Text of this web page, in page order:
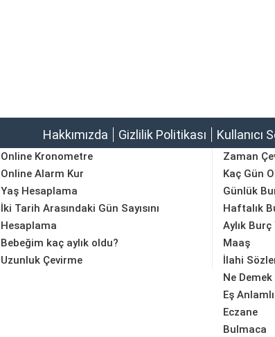
Hakkımızda Gizlilik Politikası Kullanıcı
Online Kronometre
Online Alarm Kur
Yaş Hesaplama
İki Tarih Arasındaki Gün Sayısını
Hesaplama
Bebeğim kaç aylık oldu?
Uzunluk Çevirme
Zaman
Kaç Gün
Günlük
Haftalık
Aylık
Maaş
İlahi
Ne Demek
Eş
Eczane
Bulmaca